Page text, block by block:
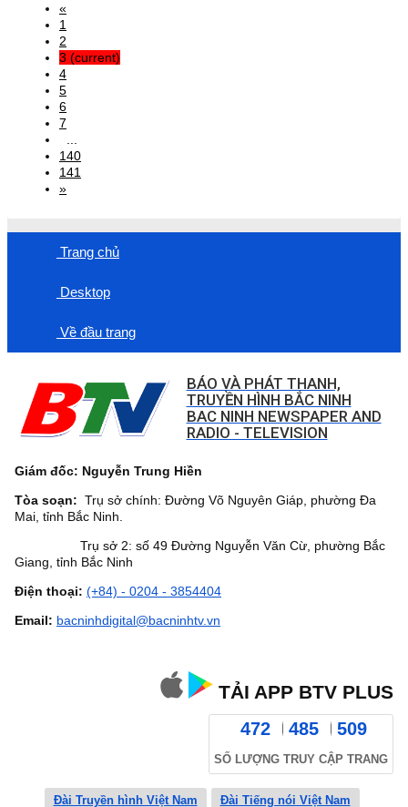
«
1
2
3 (current)
4
5
6
7
140
141
»
Trang chủ
Desktop
Về đầu trang
BÁO VÀ PHÁT THANH,
TRUYỀN HÌNH BẮC NINH
BAC NINH NEWSPAPER AND
RADIO - TELEVISION
Giám đốc: Nguyễn Trung Hiền
Tòa soạn: Trụ sở chính: Đường Võ Nguyên Giáp, phường Đa
Mai, tỉnh Bắc Ninh.
Trụ sở 2: số 49 Đường Nguyễn Văn Cừ, phường Bắc
Giang, tỉnh Bắc Ninh
Điện thoại: (+84) - 0204 - 3854404
Email: bacninhdigital@bacninhtv.vn
TẢI APP BTV PLUS
472 485 509
SỐ LƯỢNG TRUY CẬP TRANG
Đài Truyền hình Việt Nam Đài Tiếng nói Việt Nam